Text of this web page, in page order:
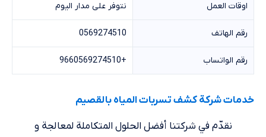
اوقات العمل نتوفر على مدار اليوم
رقم الهاتف 0569274510
رقم الواتساب +9660569274510
خدمات شركة كشف تسربات المياه بالقصيم
نقدّم في شركتنا أفضل الحلول المتكاملة لمعالجة و